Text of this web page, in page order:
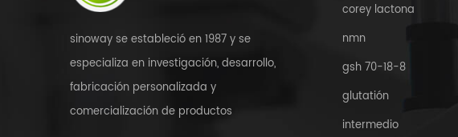
sinoway se estableció en 1987 y se
especializa en investigación, desarrollo,
fabricación personalizada y
comercialización de productos
corey lactona
nmn
gsh 70-18-8
glutatión
intermedio